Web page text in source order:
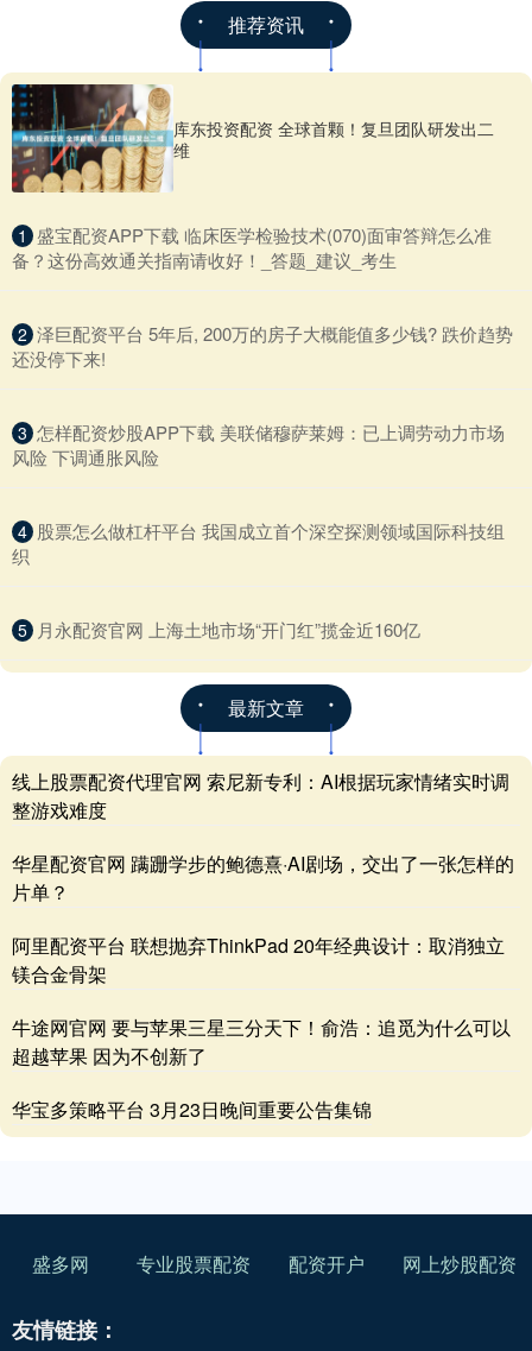
推荐资讯
库东投资配资 全球首颗！复旦团队研发出二
维
1 ​盛宝配资APP下载 临床医学检验技术(070)面审答辩怎么准
备？这份高效通关指南请收好！_答题_建议_考生
2 ​泽巨配资平台 5年后, 200万的房子大概能值多少钱? 跌价趋势
还没停下来!
3 ​怎样配资炒股APP下载 美联储穆萨莱姆：已上调劳动力市场
风险 下调通胀风险
4 ​股票怎么做杠杆平台 我国成立首个深空探测领域国际科技组
织
5 ​月永配资官网 上海土地市场“开门红”揽金近160亿
最新文章
线上股票配资代理官网 索尼新专利：AI根据玩家情绪实时调
整游戏难度
华星配资官网 蹒跚学步的鲍德熹·AI剧场，交出了一张怎样的
片单？
阿里配资平台 联想抛弃ThinkPad 20年经典设计：取消独立
镁合金骨架
牛途网官网 要与苹果三星三分天下！俞浩：追觅为什么可以
超越苹果 因为不创新了
华宝多策略平台 3月23日晚间重要公告集锦
盛多网 专业股票配资 配资开户 网上炒股配资
友情链接：